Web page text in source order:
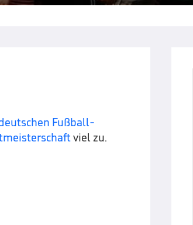
Fußball-
viel zu.